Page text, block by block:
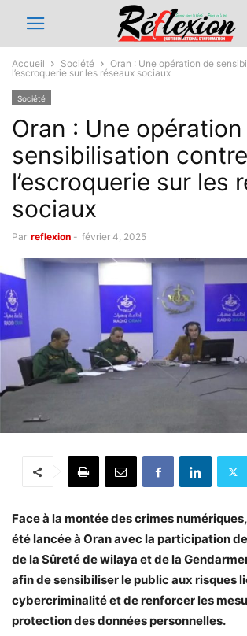
Accueil Société
Oran : Une opération de
l’escroquerie sur les réseaux sociaux
Société
Oran : Une
sensibilisation contre
l’escroquerie sur les
sociaux
Par reflexion - février 4, 2025
Face à la montée des crimes
été lancée à Oran avec la participation
de la Sûreté de wilaya et de la
afin de sensibiliser le public aux risques
cybercriminalité et de renforcer les
protection des données personnelles.